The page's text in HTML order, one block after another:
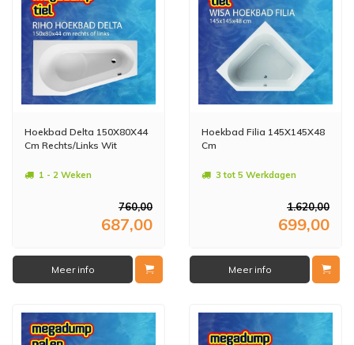
Hoekbad Delta 150X80X44
Cm Rechts/Links Wit
1 - 2 Weken
760,00
687,00
Meer info
Hoekbad Filia 145X145X48
Cm
3 tot 5 Werkdagen
1.620,00
699,00
Meer info